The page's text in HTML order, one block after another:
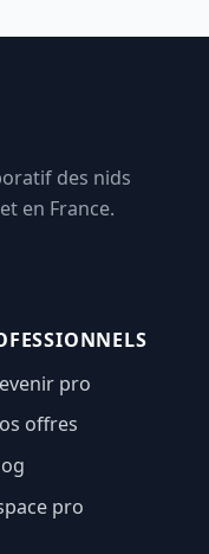
des nids
en France.
pro
offres
pro